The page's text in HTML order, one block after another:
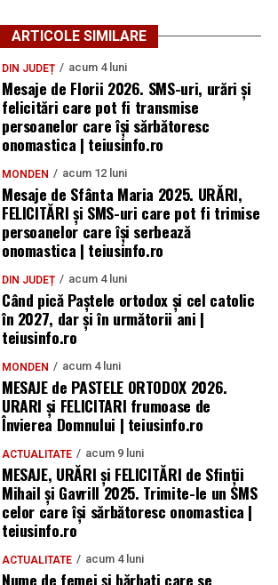
ARTICOLE SIMILARE
DIN JUDEȚ acum 4 luni
Mesaje de Florii 2026. SMS-uri, urări și
felicitări care pot fi transmise
persoanelor care îşi sărbătoresc
onomastica | teiusinfo.ro
MONDEN acum 12 luni
Mesaje de Sfânta Maria 2025. URĂRI,
FELICITĂRI și SMS-uri care pot fi trimise
persoanelor care își serbează
onomastica | teiusinfo.ro
DIN JUDEȚ acum 4 luni
Când pică Paștele ortodox și cel catolic
în 2027, dar și în următorii ani |
teiusinfo.ro
MONDEN acum 4 luni
MESAJE de PASTELE ORTODOX 2026.
URARI și FELICITARI frumoase de
Învierea Domnului | teiusinfo.ro
ACTUALITATE acum 9 luni
MESAJE, URĂRI și FELICITĂRI de Sfinții
Mihail și Gavrill 2025. Trimite-le un SMS
celor care își sărbătoresc onomastica |
teiusinfo.ro
ACTUALITATE acum 4 luni
Nume de femei și bărbați care se